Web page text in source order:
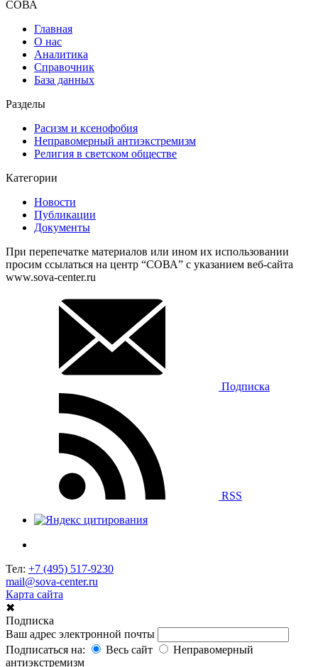
СОВА
Главная
О нас
Аналитика
Справочник
База данных
Разделы
Расизм и ксенофобия
Неправомерный антиэкстремизм
Религия в светском обществе
Категории
Новости
Публикации
Документы
При перепечатке материалов или ином их использовании
просим ссылаться на центр “СОВА” с указанием веб-сайта
www.sova-center.ru
Подписка
RSS
Тел: +7 (495) 517-9230
mail@sova-center.ru
Карта сайта
✖
Подписка
Ваш адрес электронной почты
Подписаться на:
Весь сайт
Неправомерный
антиэкстремизм